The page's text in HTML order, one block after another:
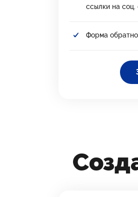
ссылки на соц.
Форма